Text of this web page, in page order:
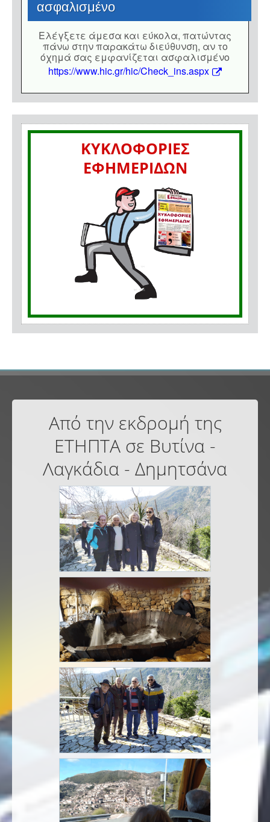
ασφαλισμένο
Eλέγξετε άμεσα και εύκολα, πατώντας
πάνω στην παρακάτω διεύθυνση, αν το
όχημά σας εμφανίζεται ασφαλισμένο
https://www.hic.gr/hic/Check_ins.aspx
ΚΥΚΛΟΦΟΡΙΕΣ
ΕΦΗΜΕΡΙΔΩΝ
Από την εκδρομή της
ΕΤΗΠΤΑ σε Βυτίνα -
Λαγκάδια - Δημητσάνα